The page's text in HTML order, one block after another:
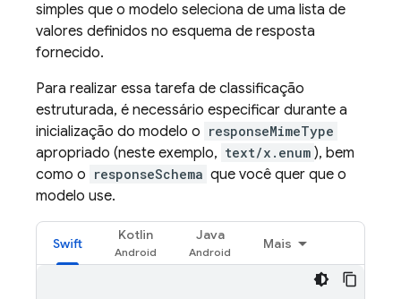
simples que o modelo seleciona de uma lista de
valores definidos no esquema de resposta
fornecido.
Para realizar essa tarefa de classificação
estruturada, é necessário especificar durante a
inicialização do modelo o responseMimeType
apropriado (neste exemplo, text/x.enum ), bem
como o responseSchema que você quer que o
modelo use.
Swift
Kotlin Java
Mais